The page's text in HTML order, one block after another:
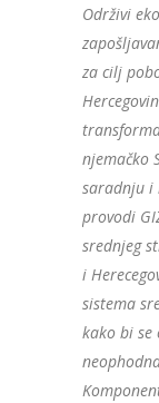
Održivi
za cilj
njemačko
saradnju i
provodi
srednjeg
i
sistema
kako bi se